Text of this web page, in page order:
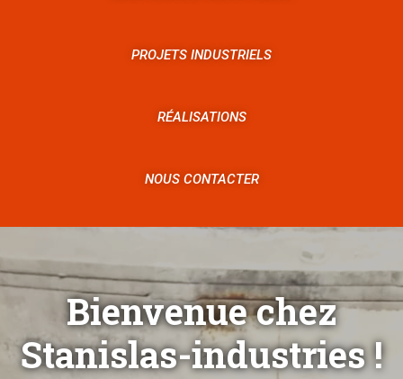
PROJETS INDUSTRIELS
RÉALISATIONS
NOUS CONTACTER
Bienvenue chez
Stanislas-industries !